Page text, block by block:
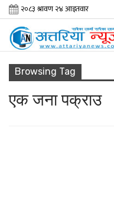
Browsing Tag
एक जना पक्राउ